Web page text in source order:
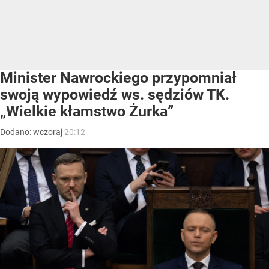
Minister Nawrockiego przypomniał
swoją wypowiedź ws. sędziów TK.
„Wielkie kłamstwo Żurka”
Dodano:wczoraj 20:12